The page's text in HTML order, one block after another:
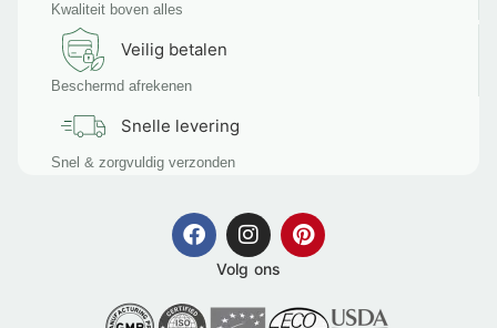
Kwaliteit boven alles
Veilig betalen
Beschermd afrekenen
Snelle levering
Snel & zorgvuldig verzonden
Volg ons